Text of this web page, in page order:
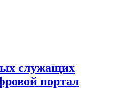
служащих
портал